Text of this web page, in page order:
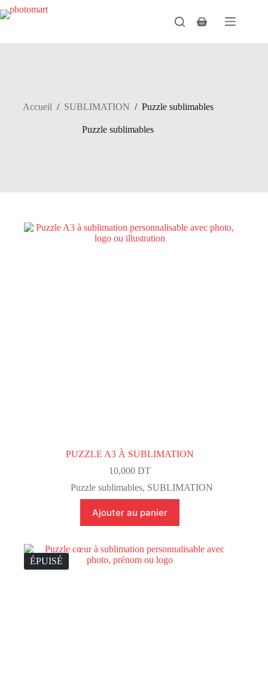
Passer
au
Panier
Accueil / SUBLIMATION / Puzzle sublimables
Puzzle sublimables
PUZZLE A3 À SUBLIMATION
10,000DT
Puzzle sublimables, SUBLIMATION
Ajouter au panier
ÉPUISÉ